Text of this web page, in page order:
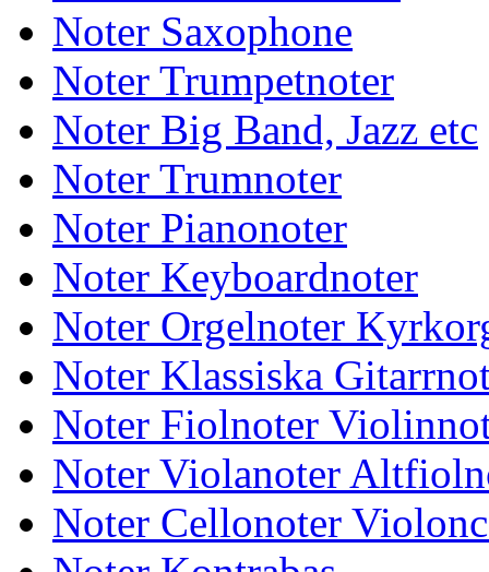
Noter Saxophone
Noter Trumpetnoter
Noter Big Band, Jazz etc
Noter Trumnoter
Noter Pianonoter
Noter Keyboardnoter
Noter Orgelnoter
Noter Klassiska
Noter Fiolnoter
Noter Violanoter
Noter Cellonoter